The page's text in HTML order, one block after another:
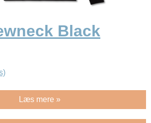
Black
Læs mere »